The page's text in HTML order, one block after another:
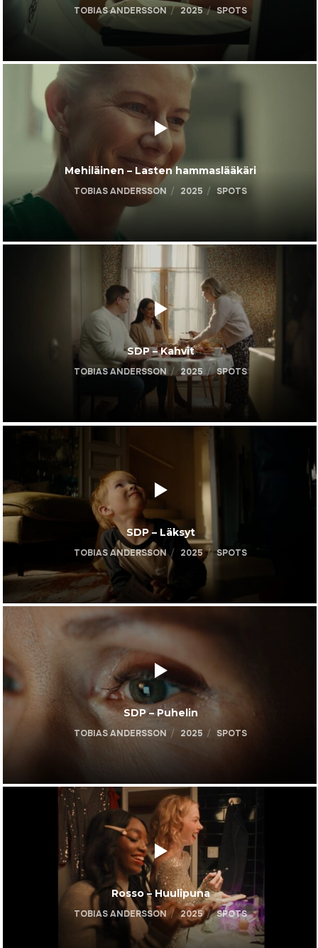
TOBIAS ANDERSSON 2025 SPOTS
Mehiläinen – Lasten hammaslääkäri
TOBIAS ANDERSSON 2025 SPOTS
SDP – Kahvit
TOBIAS ANDERSSON 2025 SPOTS
SDP – Läksyt
TOBIAS ANDERSSON 2025 SPOTS
SDP – Puhelin
TOBIAS ANDERSSON 2025 SPOTS
Rosso – Huulipuna
TOBIAS ANDERSSON 2025 SPOTS